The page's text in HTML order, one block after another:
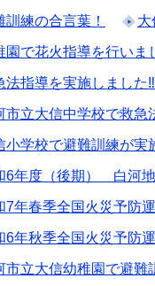
訓練の合言葉！ 大
園で花火指導を行いま
法指導を実施しました‼
市立大信中学校で救急
小学校で避難訓練が実
6年度（後期） 白河
7年春季全国火災予防
6年秋季全国火災予防
市立大信幼稚園で避難